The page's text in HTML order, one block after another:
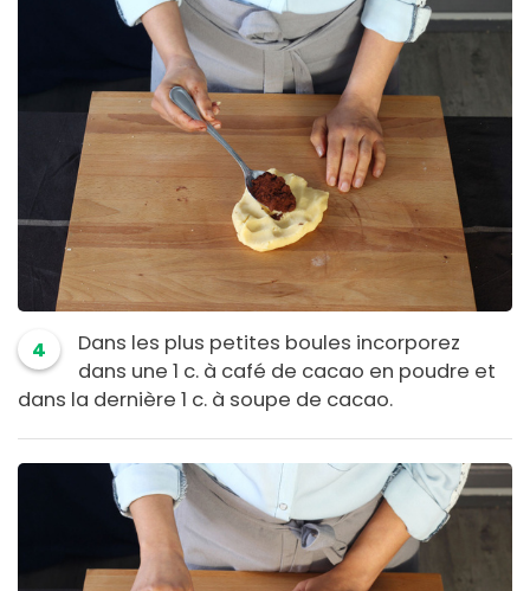
4
Dans les plus petites boules incorporez
dans une 1 c. à café de cacao en poudre et
dans la dernière 1 c. à soupe de cacao.